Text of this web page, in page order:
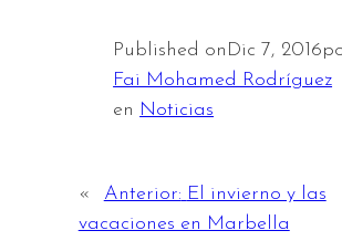
Published on Dic 7, 2016
Fai Mohamed Rodríguez
en Noticias
« Anterior: El invierno y las
vacaciones en Marbella